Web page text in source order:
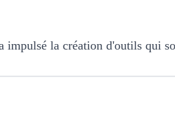
la création d'outils qui